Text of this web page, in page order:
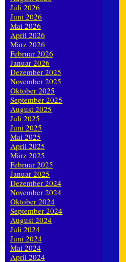
Juli 2026
Juni 2026
Mai 2026
April 2026
März 2026
Februar 2026
Januar 2026
Dezember 2025
November 2025
Oktober 2025
September 2025
August 2025
Juli 2025
Juni 2025
Mai 2025
April 2025
März 2025
Februar 2025
Januar 2025
Dezember 2024
November 2024
Oktober 2024
September 2024
August 2024
Juli 2024
Juni 2024
Mai 2024
April 2024